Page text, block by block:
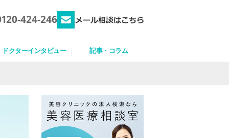
424-246
ドクターインタビュー 記事・コラム